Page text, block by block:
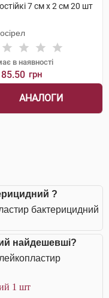
7 см х 2 см 20 шт
в наявності
85.50 грн
АНАЛОГИ
?
бактерицидний
найдешевші?
1 шт